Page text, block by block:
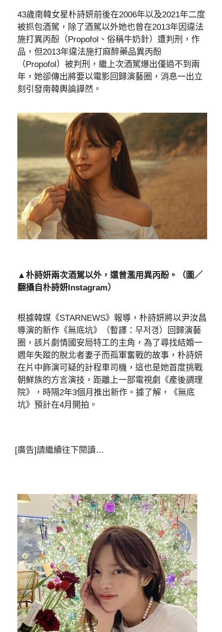
43歲南韓女星朴詩妍前後在2006年以及2021年二度
被抓包酒駕，除了酒駕以外她也曾在2013年因違法
施打異丙酚（Propofol、俗稱牛奶針）遭判刑，作
品，但2013年違法施打麻醉藥品異丙酚
（Propofol）被判刑，繼上次酒駕爆出僅過不到兩
年，她卻傳出將要以電影回歸演藝圈，消息一出立
刻引發南韓輿論譁然。
▲朴詩妍兩次酒駕以外，還曾濫用異丙酚。（圖／
翻攝自朴詩妍Instagram）
根據韓媒《STARNEWS》報導，朴詩妍將以尹汝昌
導演的新作《無底坑》（暫譯：무저갱）回歸演藝
圈，該片劇情國安局特工的主角，為了尋找結婚一
週年失蹤的脫北者妻子而孤軍奮戰的故事，朴詩妍
在片中飾演可疑的計程車司機，這也是她首度挑戰
朝鮮族的方言演技，距離上一部電視劇《產後調理
院》，時隔2年3個月推出新作。據了解，《無底
坑》預計在4月開拍。
[廣告]請繼續往下閱讀…